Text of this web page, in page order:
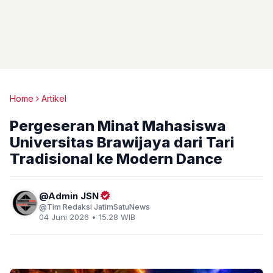
Home Artikel
Pergeseran Minat Mahasiswa
Universitas Brawijaya dari Tari
Tradisional ke Modern Dance
Admin JSN
Tim Redaksi JatimSatuNews
04 Juni 2026 • 15.28 WIB